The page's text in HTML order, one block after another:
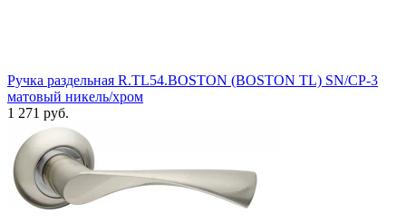
Ручка раздельная R.TL54.BOSTON (BOSTON TL) SN/CP-3
матовый никель/хром
1 271 руб.